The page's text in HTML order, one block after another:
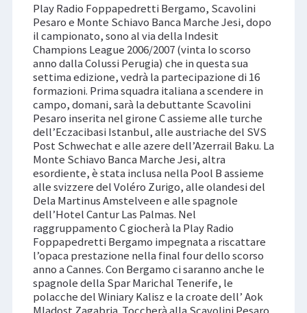
Play Radio Foppapedretti Bergamo, Scavolini
Pesaro e Monte Schiavo Banca Marche Jesi, dopo
il campionato, sono al via della Indesit
Champions League 2006/2007 (vinta lo scorso
anno dalla Colussi Perugia) che in questa sua
settima edizione, vedrà la partecipazione di 16
formazioni. Prima squadra italiana a scendere in
campo, domani, sarà la debuttante Scavolini
Pesaro inserita nel girone C assieme alle turche
dell’Eczacibasi Istanbul, alle austriache del SVS
Post Schwechat e alle azere dell’Azerrail Baku. La
Monte Schiavo Banca Marche Jesi, altra
esordiente, è stata inclusa nella Pool B assieme
alle svizzere del Voléro Zurigo, alle olandesi del
Dela Martinus Amstelveen e alle spagnole
dell’Hotel Cantur Las Palmas. Nel
raggruppamento C giocherà la Play Radio
Foppapedretti Bergamo impegnata a riscattare
l’opaca prestazione nella final four dello scorso
anno a Cannes. Con Bergamo ci saranno anche le
spagnole della Spar Marichal Tenerife, le
polacche del Winiary Kalisz e la croate dell’ Aok